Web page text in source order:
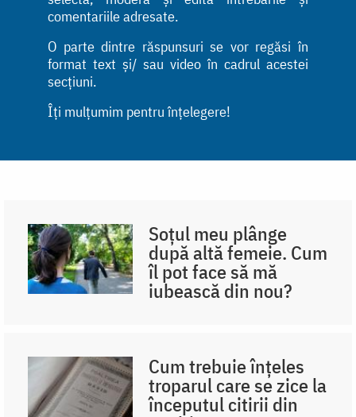
comentariile adresate.
O parte dintre răspunsuri se vor regăsi în
format text și/ sau video în cadrul acestei
secțiuni.
Îți mulțumim pentru înțelegere!
Soțul meu plânge
după altă femeie. Cum
îl pot face să mă
iubească din nou?
Cum trebuie înțeles
troparul care se zice la
începutul citirii din